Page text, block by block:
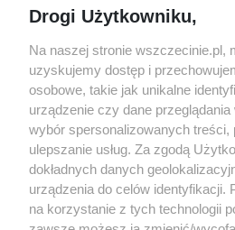
Drogi Użytkowniku,
Na naszej stronie wszczecinie.pl,
uzyskujemy dostęp i
osobowe, takie jak unikalne
urządzenie czy dane
wybór spersonalizowanych
ulepszanie usług. Za zgodą
dokładnych danych
urządzenia do celów identyfikacji.
na korzystanie z tych technologii